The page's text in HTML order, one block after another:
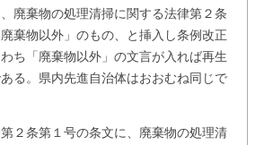
廃棄物の処理清掃に関する法律第２条
棄物以外」のもの、と挿入し条例改正
ち「廃棄物以外」の文言が入れば再生
る。県内先進自治体はおおむね同じで
２条第１号の条文に、廃棄物の処理清